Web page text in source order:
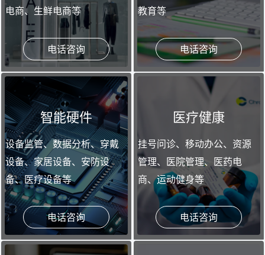
电商、生鲜电商等
电话咨询
教育等
电话咨询
智能硬件
设备监管、数据分析、穿戴
设备、家居设备、安防设
备、医疗设备等
电话咨询
医疗健康
挂号问诊、移动办公、资源
管理、医院管理、医药电
商、运动健身等
电话咨询